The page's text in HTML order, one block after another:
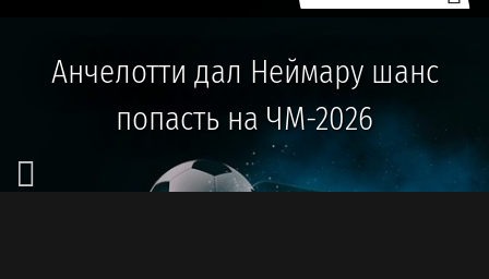
Анчелотти дал Неймару шанс
попасть на ЧМ-2026